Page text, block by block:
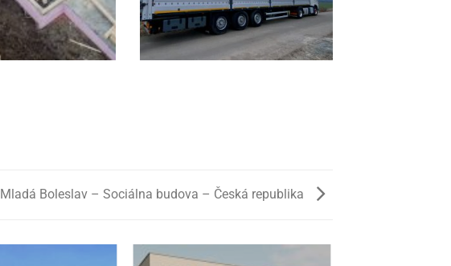
Mladá Boleslav – Sociálna budova – Česká republika